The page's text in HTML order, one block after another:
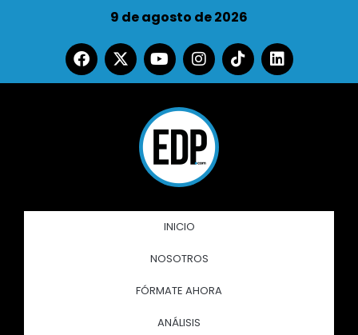
9 de agosto de 2026
INICIO
NOSOTROS
FÓRMATE AHORA
ANÁLISIS